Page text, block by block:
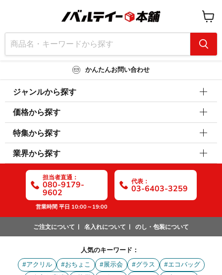
カ
ー
ト
を
見
かんたんお問い合わせ
ジャンルから探す
価格から探す
特集から探す
業界から探す
担当者直通：
080-9179-
9602
代表：
03-6403-3259
営業時間 平日 10:00～19:00
ご注文について 名入れについて のし・包装について
人気のキーワード：
#アクリル
#おちょこ #展示会 #グラス
#エコバッグ